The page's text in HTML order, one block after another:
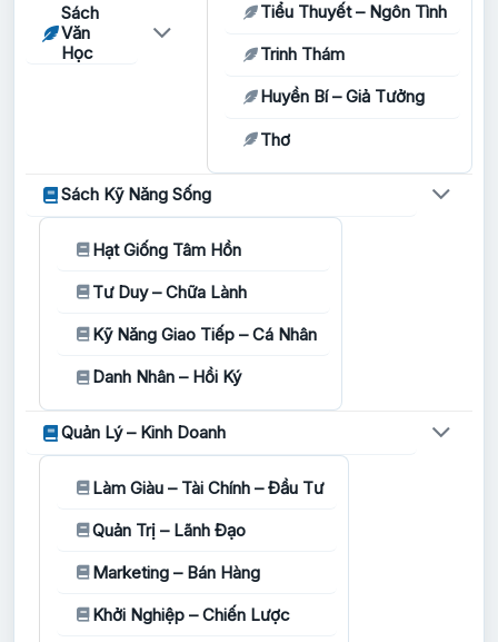
Sách
Văn
Học
Tiểu Thuyết – Ngôn Tình
Trinh Thám
Huyền Bí – Giả Tưởng
Thơ
Sách Kỹ Năng Sống
Hạt Giống Tâm Hồn
Tư Duy – Chữa Lành
Kỹ Năng Giao Tiếp – Cá Nhân
Danh Nhân – Hồi Ký
Quản Lý – Kinh Doanh
Làm Giàu – Tài Chính – Đầu Tư
Quản Trị – Lãnh Đạo
Marketing – Bán Hàng
Khởi Nghiệp – Chiến Lược